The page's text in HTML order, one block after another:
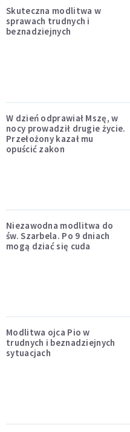
Skuteczna modlitwa w
sprawach trudnych i
beznadziejnych
W dzień odprawiał Mszę, w
nocy prowadził drugie życie.
Przełożony kazał mu
opuścić zakon
Niezawodna modlitwa do
św. Szarbela. Po 9 dniach
mogą dziać się cuda
Modlitwa ojca Pio w
trudnych i beznadziejnych
sytuacjach